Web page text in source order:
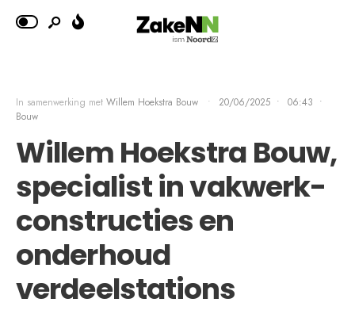
In samenwerking met Willem Hoekstra Bouw • 20/06/2025 • 06:43 •
Bouw
Willem Hoekstra Bouw,
specialist in vakwerk-
constructies en
onderhoud
verdeelstations